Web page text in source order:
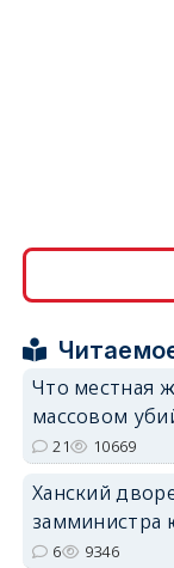
Что местная
массовом
21 10669
Ханский
замминистра
6 9346